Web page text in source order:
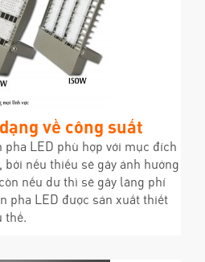
về công suất
pha LED phù hợp với mục đích
nếu thiếu sẽ gây ảnh hưởng
nếu dư thì sẽ gây lãng phí
pha LED được sản xuất thiết
thể.